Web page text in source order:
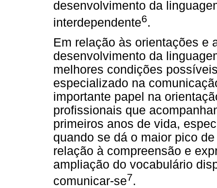
desenvolvimento da
interdependente6.
Em relação às orientações e
desenvolvimento da
melhores condições
especializado na
importante papel na
profissionais que
primeiros anos de vida,
quando se dá o maior pico
relação à compreensão e
ampliação do vocabulário
comunicar-se7.